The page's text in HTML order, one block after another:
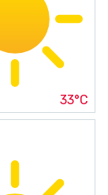
33°C